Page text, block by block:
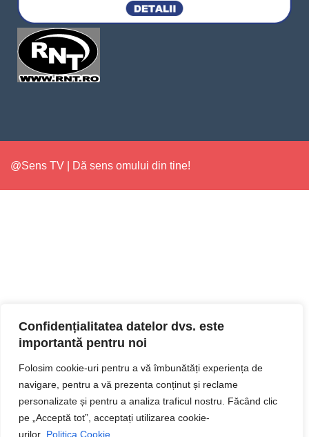
Confidențialitatea datelor dvs. este
importantă pentru noi
Folosim cookie-uri pentru a vă îmbunătăți experiența de
navigare, pentru a vă prezenta conținut și reclame
personalizate și pentru a analiza traficul nostru. Făcând clic
pe „Acceptă tot”, acceptați utilizarea cookie-
urilor. Politica Cookie
@Sens TV | Dă sens omului din tine!